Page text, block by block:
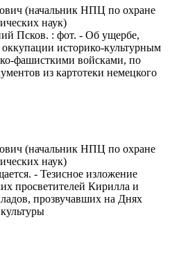
(начальник НПЦ по охране
наук)
Псков. : фот. - Об ущербе,
историко-культурным
фашисткими войсками, по
из картотеки немецкого
(начальник НПЦ по охране
наук)
- Тезисное изложение
просветителей Кирилла и
прозвучавших на Днях